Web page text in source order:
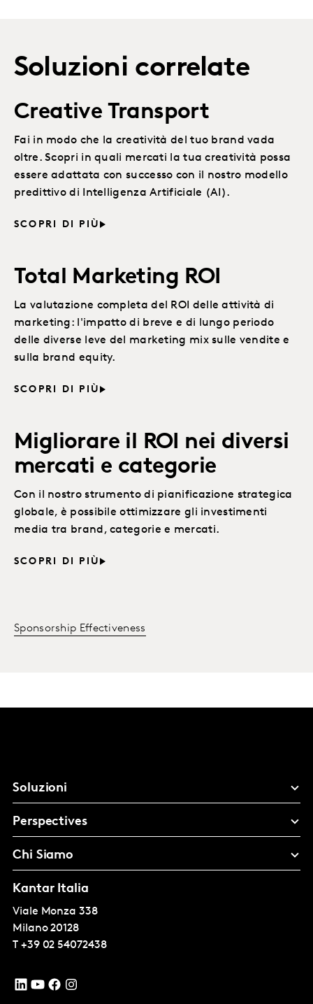
Soluzioni correlate
Creative Transport
Fai in modo che la creatività del tuo brand vada
oltre. Scopri in quali mercati la tua creatività possa
essere adattata con successo con il nostro modello
predittivo di Intelligenza Artificiale (AI).
SCOPRI DI PIÙ
Total Marketing ROI
La valutazione completa del ROI delle attività di
marketing: l'impatto di breve e di lungo periodo
delle diverse leve del marketing mix sulle vendite e
sulla brand equity.
SCOPRI DI PIÙ
Migliorare il ROI nei diversi
mercati e categorie
Con il nostro strumento di pianificazione strategica
globale, è possibile ottimizzare gli investimenti
media tra brand, categorie e mercati.
SCOPRI DI PIÙ
Sponsorship Effectiveness
Soluzioni
Perspectives
Chi Siamo
Kantar Italia
Viale Monza 338
Milano 20128
T +39 02 54072438